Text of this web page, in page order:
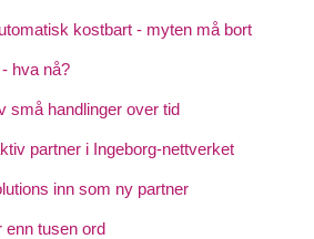
kostbart - myten må bort
hva nå?
små handlinger over tid
partner i Ingeborg-nettverket
inn som ny partner
enn tusen ord